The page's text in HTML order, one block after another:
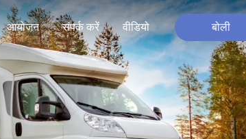
आयोजन संपर्क करें वीडियो बोली